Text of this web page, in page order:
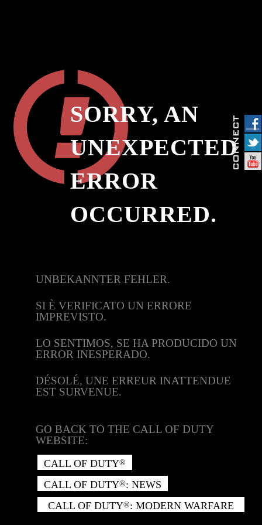
SORRY, AN
UNEXPECTED
ERROR
OCCURRED.
UNBEKANNTER FEHLER.
SI È VERIFICATO UN ERRORE
IMPREVISTO.
LO SENTIMOS, SE HA PRODUCIDO UN
ERROR INESPERADO.
DÉSOLÉ, UNE ERREUR INATTENDUE
EST SURVENUE.
GO BACK TO THE CALL OF DUTY
WEBSITE:
CALL OF DUTY®
CALL OF DUTY®: NEWS
CALL OF DUTY®: MODERN WARFARE